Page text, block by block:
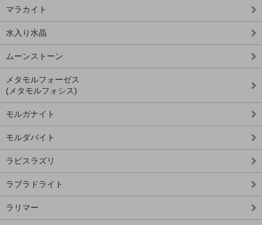
マラカイト
水入り水晶
ムーンストーン
メタモルフォーゼス
(メタモルフォシス)
モルガナイト
モルダバイト
ラピスラズリ
ラブラドライト
ラリマー